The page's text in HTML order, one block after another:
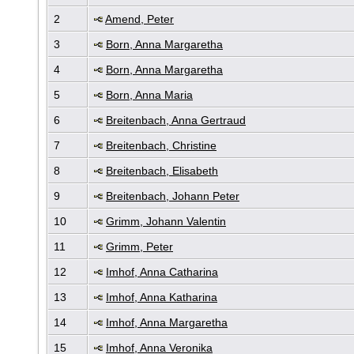
2
Amend, Peter
3
Born, Anna Margaretha
4
Born, Anna Margaretha
5
Born, Anna Maria
6
Breitenbach, Anna Gertraud
7
Breitenbach, Christine
8
Breitenbach, Elisabeth
9
Breitenbach, Johann Peter
10
Grimm, Johann Valentin
11
Grimm, Peter
12
Imhof, Anna Catharina
13
Imhof, Anna Katharina
14
Imhof, Anna Margaretha
15
Imhof, Anna Veronika